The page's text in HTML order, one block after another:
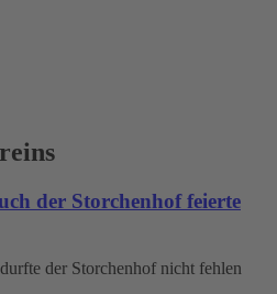
der Storchenhof feierte
der Storchenhof nicht fehlen